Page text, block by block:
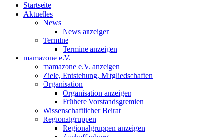
Startseite
Aktuelles
News
News anzeigen
Termine
Termine anzeigen
mamazone e.V.
mamazone e.V. anzeigen
Ziele, Entstehung, Mitgliedschaften
Organisation
Organisation anzeigen
Frühere Vorstandsgremien
Wissenschaftlicher Beirat
Regionalgruppen
Regionalgruppen anzeigen